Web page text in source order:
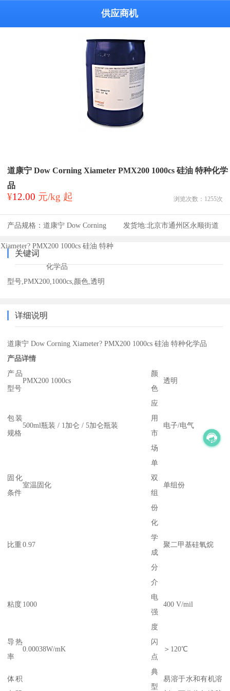
供应商机
道康宁 Dow Corning Xiameter PMX200 1000cs 硅油 特种化学
品
¥12.00 元/kg 起 浏览次数： 1255次
产品规格：道康宁 Dow Corning
Xiameter? PMX200 1000cs 硅油 特种
化学品
发货地:北京市通州区永顺街道
关键词
型号,PMX200,1000cs,颜色,透明
详细说明
道康宁 Dow Corning Xiameter? PMX200 1000cs 硅油 特种化学品
产品详情
产品
型号
PMX200 1000cs
颜
色
透明
包装
规格
500ml瓶装 / 1加仑 / 5加仑瓶装
应
用
市
场
电子/电气
固化
条件
室温固化
单
双
组
份
单组份
比重0.97
化
学
成
分
聚二甲基硅氧烷
粘度1000
介
电
强
度
400 V/mil
导热
率
0.00038W/mK
闪
点
＞120℃
体积
典
型
易溶于水和有机溶